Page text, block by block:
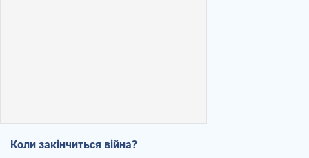
Коли закінчиться війна?